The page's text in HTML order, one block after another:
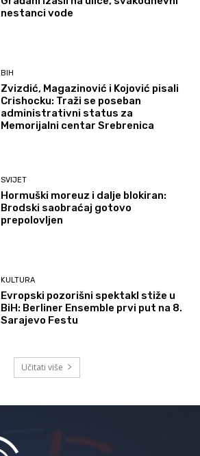
nestanci vode
BIH
Zvizdić, Magazinović i Kojović pisali
Crishocku: Traži se poseban
administrativni status za
Memorijalni centar Srebrenica
SVIJET
Hormuški moreuz i dalje blokiran:
Brodski saobraćaj gotovo
prepolovljen
KULTURA
Evropski pozorišni spektakl stiže u
BiH: Berliner Ensemble prvi put na 8.
Sarajevo Festu
Učitati više